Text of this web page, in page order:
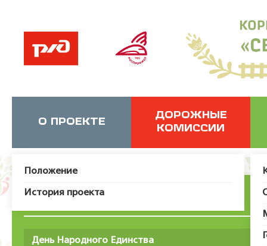
О ПРОЕКТЕ
Положение
История проекта
ДОРОЖНЫЕ
КОМИССИИ
День Народного Единства